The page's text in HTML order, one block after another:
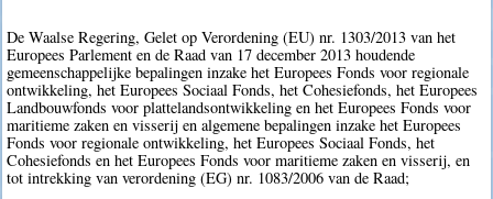
De Waalse Regering, Gelet op Verordening (EU) nr. 1303/2013 van het
Europees Parlement en de Raad van 17 december 2013 houdende
gemeenschappelijke bepalingen inzake het Europees Fonds voor regionale
ontwikkeling, het Europees Sociaal Fonds, het Cohesiefonds, het Europees
Landbouwfonds voor plattelandsontwikkeling en het Europees Fonds voor
maritieme zaken en visserij en algemene bepalingen inzake het Europees
Fonds voor regionale ontwikkeling, het Europees Sociaal Fonds, het
Cohesiefonds en het Europees Fonds voor maritieme zaken en visserij, en
tot intrekking van verordening (EG) nr. 1083/2006 van de Raad;